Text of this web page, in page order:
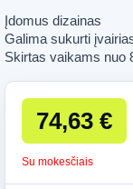
Įdomus dizainas
Galima sukurti
Skirtas vaikams nuo
74,63 €
Su mokesčiais